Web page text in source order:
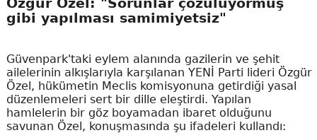
Özgür Özel: "Sorunlar çözülüyormuş
gibi yapılması samimiyetsiz"
Güvenpark'taki eylem alanında gazilerin ve şehit
ailelerinin alkışlarıyla karşılanan YENİ Parti lideri Özgür
Özel, hükümetin Meclis komisyonuna getirdiği yasal
düzenlemeleri sert bir dille eleştirdi. Yapılan
hamlelerin bir göz boyamadan ibaret olduğunu
savunan Özel, konuşmasında şu ifadeleri kullandı: